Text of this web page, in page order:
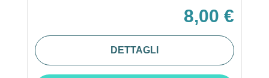
8,00 €
DETTAGLI